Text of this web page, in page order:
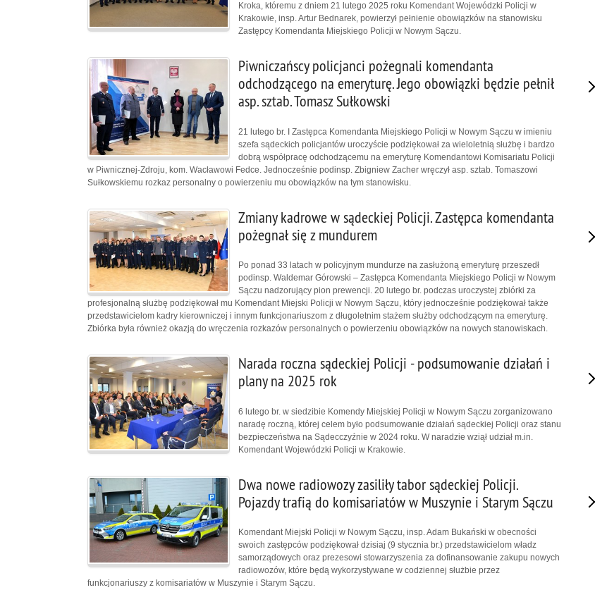
Kroka, któremu z dniem 21 lutego 2025 roku Komendant Wojewódzki Policji w
Krakowie, insp. Artur Bednarek, powierzył pełnienie obowiązków na stanowisku
Zastępcy Komendanta Miejskiego Policji w Nowym Sączu.
Piwniczańscy policjanci pożegnali komendanta
odchodzącego na emeryturę. Jego obowiązki będzie pełnił
asp. sztab. Tomasz Sułkowski
21 lutego br. I Zastępca Komendanta Miejskiego Policji w Nowym Sączu w imieniu
szefa sądeckich policjantów uroczyście podziękował za wieloletnią służbę i bardzo
dobrą współpracę odchodzącemu na emeryturę Komendantowi Komisariatu Policji
w Piwnicznej-Zdroju, kom. Wacławowi Fedce. Jednocześnie podinsp. Zbigniew Zacher wręczył asp. sztab. Tomaszowi
Sułkowskiemu rozkaz personalny o powierzeniu mu obowiązków na tym stanowisku.
Zmiany kadrowe w sądeckiej Policji. Zastępca komendanta
pożegnał się z mundurem
Po ponad 33 latach w policyjnym mundurze na zasłużoną emeryturę przeszedł
podinsp. Waldemar Górowski – Zastępca Komendanta Miejskiego Policji w Nowym
Sączu nadzorujący pion prewencji. 20 lutego br. podczas uroczystej zbiórki za
profesjonalną służbę podziękował mu Komendant Miejski Policji w Nowym Sączu, który jednocześnie podziękował także
przedstawicielom kadry kierowniczej i innym funkcjonariuszom z długoletnim stażem służby odchodzącym na emeryturę.
Zbiórka była również okazją do wręczenia rozkazów personalnych o powierzeniu obowiązków na nowych stanowiskach.
Narada roczna sądeckiej Policji - podsumowanie działań i
plany na 2025 rok
6 lutego br. w siedzibie Komendy Miejskiej Policji w Nowym Sączu zorganizowano
naradę roczną, której celem było podsumowanie działań sądeckiej Policji oraz stanu
bezpieczeństwa na Sądecczyźnie w 2024 roku. W naradzie wziął udział m.in.
Komendant Wojewódzki Policji w Krakowie.
Dwa nowe radiowozy zasiliły tabor sądeckiej Policji.
Pojazdy trafią do komisariatów w Muszynie i Starym Sączu
Komendant Miejski Policji w Nowym Sączu, insp. Adam Bukański w obecności
swoich zastępców podziękował dzisiaj (9 stycznia br.) przedstawicielom władz
samorządowych oraz prezesowi stowarzyszenia za dofinansowanie zakupu nowych
radiowozów, które będą wykorzystywane w codziennej służbie przez
funkcjonariuszy z komisariatów w Muszynie i Starym Sączu.